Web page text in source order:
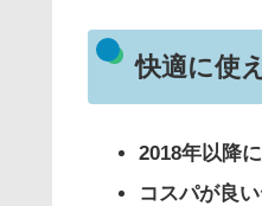
快適に使
2018年以降
コスパが良